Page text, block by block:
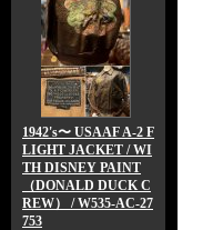
1942's〜 USAAF A-2 F
LIGHT JACKET / WI
TH DISNEY PAINT
（DONALD DUCK C
REW） / W535-AC-27
753